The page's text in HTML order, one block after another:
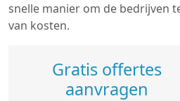
snelle manier om de bedrijven
van kosten.
Gratis offertes
aanvragen